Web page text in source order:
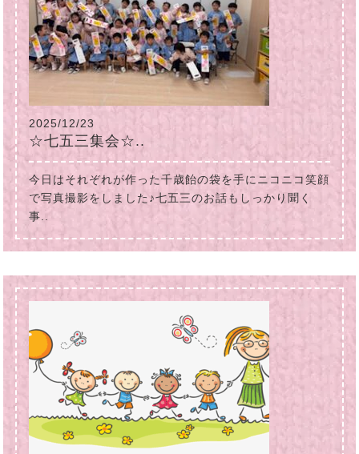
2025/12/23
☆七五三集会☆..
今日はそれぞれが作った千歳飴の袋を手にニコニコ笑顔
で写真撮影をしました♪七五三のお話もしっかり聞く
事..